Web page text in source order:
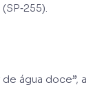
água doce”, a